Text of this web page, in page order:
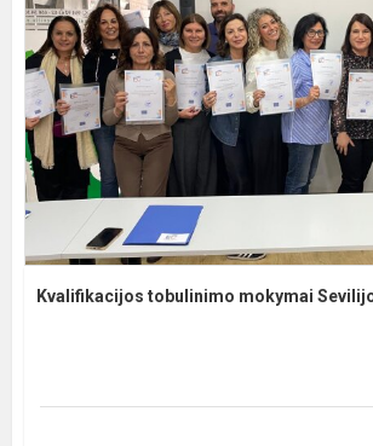
Kvalifikacijos tobulinimo mokymai